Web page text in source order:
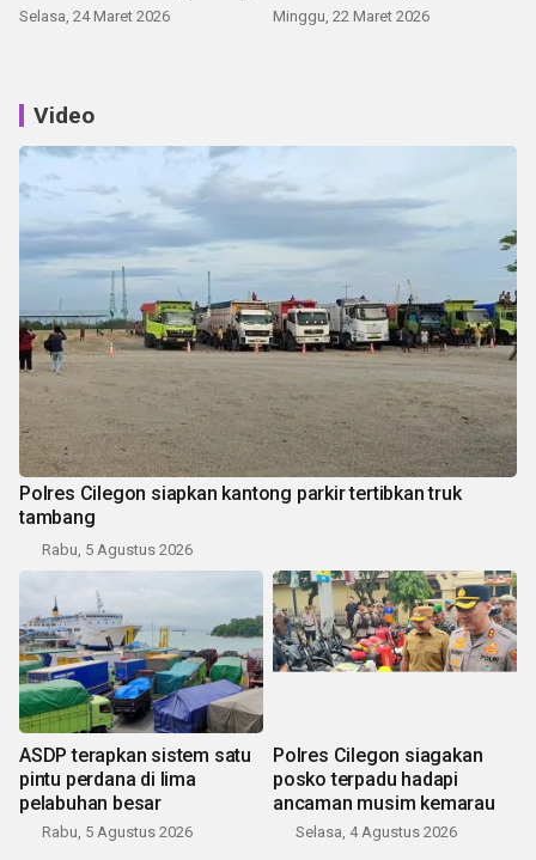
Selasa, 24 Maret 2026 Minggu, 22 Maret 2026
Video
Polres Cilegon siapkan kantong parkir tertibkan truk
tambang
Rabu, 5 Agustus 2026
ASDP terapkan sistem satu
pintu perdana di lima
pelabuhan besar
Rabu, 5 Agustus 2026
Polres Cilegon siagakan
posko terpadu hadapi
ancaman musim kemarau
Selasa, 4 Agustus 2026